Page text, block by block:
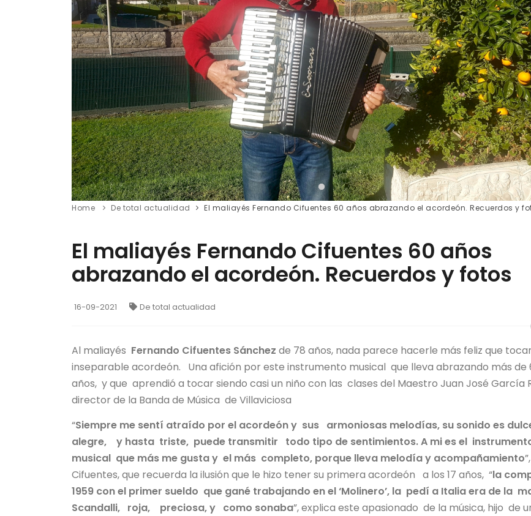
Home De total actualidad El maliayés Fernando Cifuentes 60 años abrazando el acordeón. Recuerdos y
El maliayés Fernando Cifuentes 60 años
abrazando el acordeón. Recuerdos y fotos
16-09-2021 De total actualidad
Al maliayés Fernando Cifuentes Sánchez de 78 años, nada parece hacerle más feliz que
inseparable acordeón. Una afición por este instrumento musical que lleva abrazando más de
años, y que aprendió a tocar siendo casi un niño con las clases del Maestro Juan José García
director de la Banda de Música de Villaviciosa
“Siempre me sentí atraído por el acordeón y sus armoniosas melodías, su sonido es
alegre, y hasta triste, puede transmitir todo tipo de sentimientos. A mi es el
musical que más me gusta y el más completo, porque lleva melodía y acompañamiento
Cifuentes, que recuerda la ilusión que le hizo tener su primera acordeón a los 17 años, “la
1959 con el primer sueldo que gané trabajando en el ‘Molinero’, la pedí a Italia era de la
Scandalli, roja, preciosa, y como sonaba”, explica este apasionado de la música, hijo de